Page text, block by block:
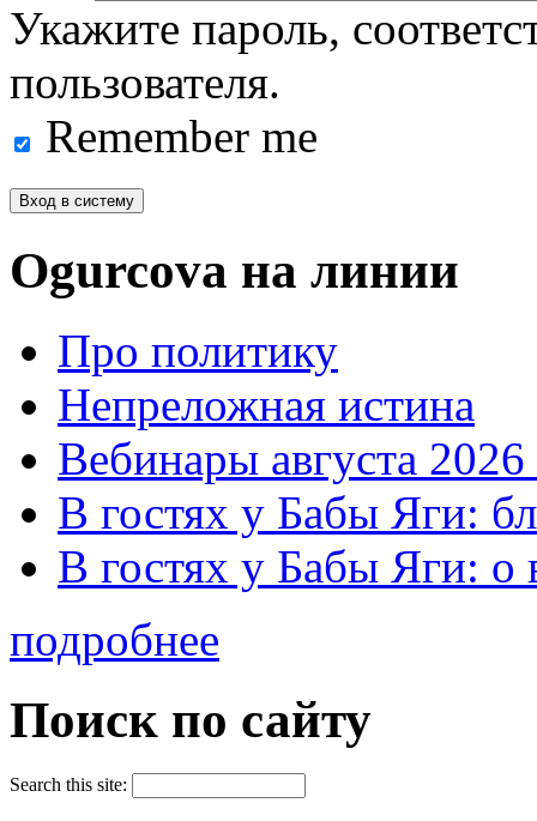
Укажите пароль,
пользователя.
Remember me
Ogurcova на линии
Про политику
Непреложная истина
Вебинары августа 2026
В гостях у Бабы Яги:
В гостях у Бабы Яги:
подробнее
Поиск по сайту
Search this site: